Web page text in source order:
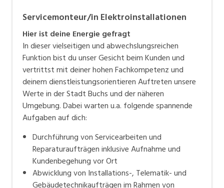
Servicemonteur/in Elektroinstallationen
Hier ist deine Energie gefragt
In dieser vielseitigen und abwechslungsreichen
Funktion bist du unser Gesicht beim Kunden und
vertrittst mit deiner hohen Fachkompetenz und
deinem dienstleistungsorientieren Auftreten unsere
Werte in der Stadt Buchs und der näheren
Umgebung. Dabei warten u.a. folgende spannende
Aufgaben auf dich:
Durchführung von Servicearbeiten und
Reparaturaufträgen inklusive Aufnahme und
Kundenbegehung vor Ort
Abwicklung von Installations-, Telematik- und
Gebäudetechnikaufträgen im Rahmen von